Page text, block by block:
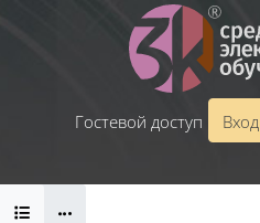
Перейти к основному содержанию
Гостевой доступ
Вход
Блоки